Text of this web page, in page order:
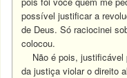
possível justificar a
de Deus. Só raciocinei
colocou.
Não é pois, justificável
da justiça violar o direito